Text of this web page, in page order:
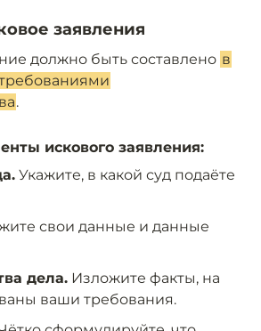
заявления
должно быть составлено в
.
искового заявления:
Укажите, в какой суд подаёте
свои данные и данные
дела. Изложите факты, на
ваши требования.